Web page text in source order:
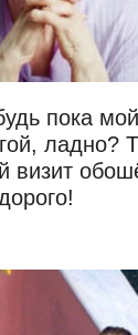
пока
ладно?
визит